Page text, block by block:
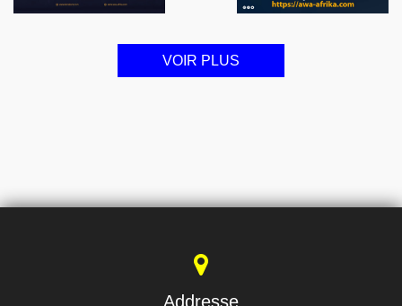
VOIR PLUS
Addresse